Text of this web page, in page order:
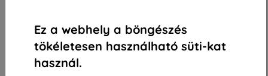
Ez a webhely a böngészés
tökéletesen használható süti-kat
használ.